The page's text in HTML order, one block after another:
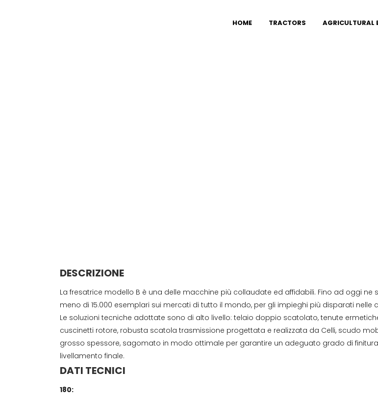
HOME TRACTORS AGRICULTURAL
DESCRIZIONE
La fresatrice modello B è una delle macchine più collaudate ed affidabili. Fino ad oggi ne
meno di 15.000 esemplari sui mercati di tutto il mondo, per gli impieghi più disparati nelle
Le soluzioni tecniche adottate sono di alto livello: telaio doppio scatolato, tenute
cuscinetti rotore, robusta scatola trasmissione progettata e realizzata da Celli, scudo
grosso spessore, sagomato in modo ottimale per garantire un adeguato grado di
livellamento finale.
DATI TECNICI
180: